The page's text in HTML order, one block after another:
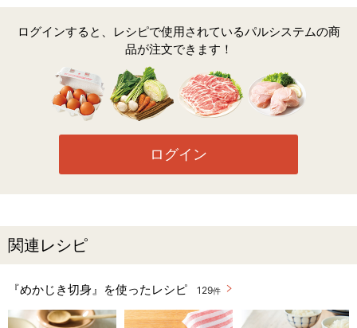
ログインすると、レシピで使用されているパルシステムの商
品が注文できます！
ログイン
関連レシピ
『めかじき切身』を使ったレシピ 129件